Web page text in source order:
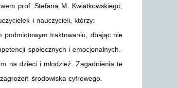
prof. Stefana M. Kwiatkowskiego,
i nauczycieli, którzy:
traktowaniu, dbając nie
społecznych i emocjonalnych.
na dzieci i młodzież. Zagadnienia te
środowiska cyfrowego.